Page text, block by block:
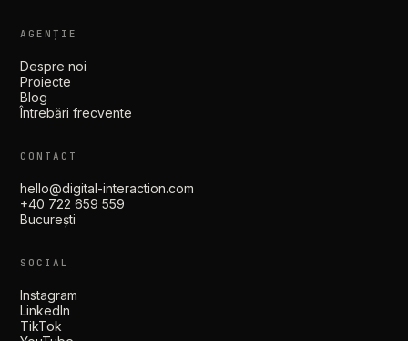
AGENȚIE
Despre noi
Proiecte
Blog
Întrebări frecvente
CONTACT
hello@digital-interaction.com
+40 722 659 559
București
SOCIAL
Instagram
LinkedIn
TikTok